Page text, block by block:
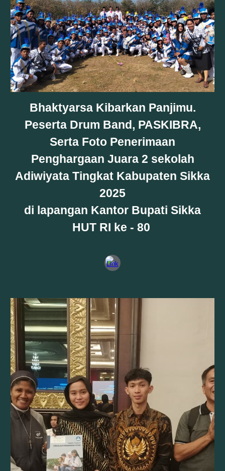
Bhaktyarsa Kibarkan Panjimu.
Peserta Drum Band, PASKIBRA,
Serta Foto Penerimaan
Penghargaan Juara 2 sekolah
Adiwiyata Tingkat Kabupaten Sikka
2025
di lapangan Kantor Bupati Sikka
HUT RI ke - 80